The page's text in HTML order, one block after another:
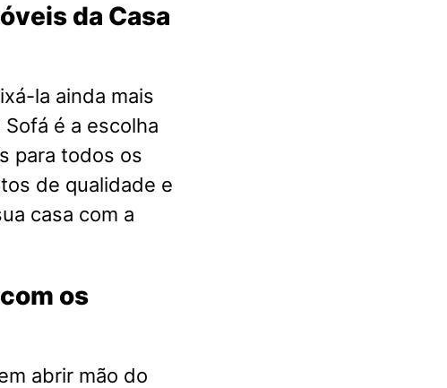
da Casa
la ainda mais
é a escolha
para todos os
de qualidade e
casa com a
os
abrir mão do